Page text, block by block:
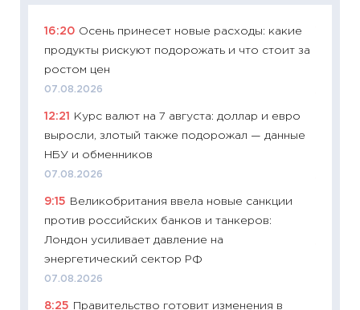
16:20 Осень принесет новые расходы: какие
продукты рискуют подорожать и что стоит за
ростом цен
07.08.2026
12:21
Курс валют на 7 августа: доллар и евро
выросли, злотый также подорожал — данные
НБУ и обменников
07.08.2026
9:15
Великобритания ввела новые санкции
против российских банков и танкеров:
Лондон усиливает давление на
энергетический сектор РФ
07.08.2026
8:25 Правительство готовит изменения в